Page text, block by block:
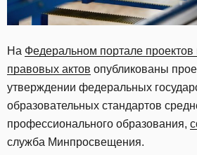
На Федеральном портале
правовых актов опубликованы
утверждении федеральных
образовательных стандартов
профессионального образования,
служба Минпросвещения.